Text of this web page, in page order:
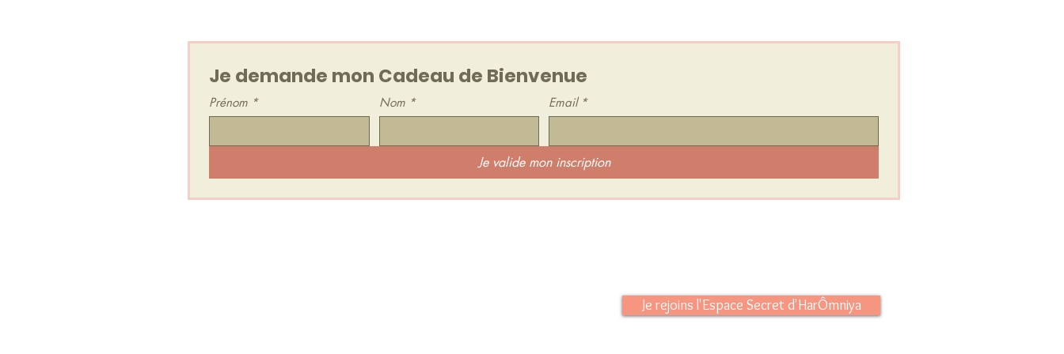
Je demande mon Cadeau de Bienvenue
Prénom * Nom * Email *
Je valide mon inscription
Je rejoins l'Espace Secret d'HarÔmniya